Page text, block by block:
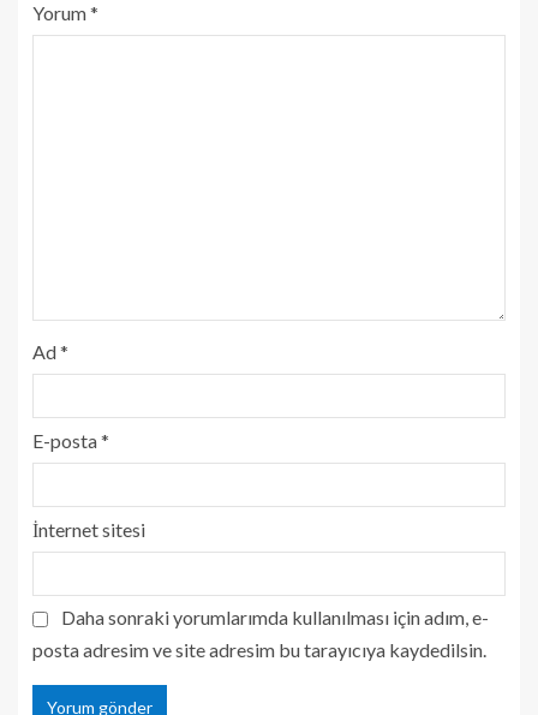
Yorum*
Ad*
E-posta*
İnternet sitesi
Daha sonraki yorumlarımda kullanılması için adım, e-
posta adresim ve site adresim bu tarayıcıya kaydedilsin.